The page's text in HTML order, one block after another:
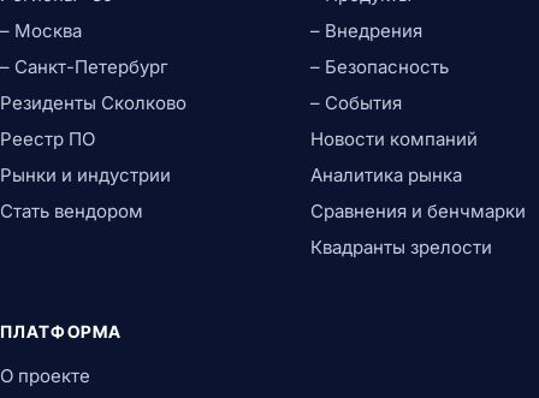
– Москва
– Санкт-Петербург
Резиденты Сколково
Реестр ПО
Рынки и индустрии
Стать вендором
– Внедрения
– Безопасность
– События
Новости компаний
Аналитика рынка
Сравнения и бенчмарки
Квадранты зрелости
ПЛАТФОРМА
О проекте